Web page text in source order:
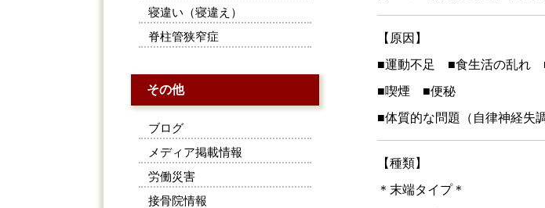
【原因】
■運動不足 ■食生活の乱れ
■喫煙 ■便秘
■体質的な問題（自律神経失
【種類】
＊末端タイプ＊
寝違い（寝違え）
脊柱管狭窄症
その他
ブログ
メディア掲載情報
労働災害
接骨院情報